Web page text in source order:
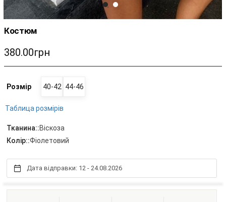
Костюм
380.00грн
Розмір 40-42 44-46
Таблица розмірів
Тканина::Віскоза
Колір::Фіолетовий
Дата відправки: 12 - 24.08.2026